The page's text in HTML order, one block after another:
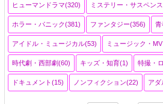
ヒューマンドラマ(320) ミステリー・サスペン
ホラー・パニック(381) ファンタジー(356) 青
アイドル・ミュージカル(53) ミュージック・
時代劇・西部劇(60) キッズ・知育(1) 特撮・
ドキュメント(15) ノンフィクション(22) アダ